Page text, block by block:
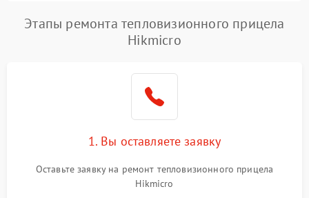
Этапы ремонта тепловизионного прицела
Hikmicro
1. Вы оставляете заявку
Оставьте заявку на ремонт тепловизионного прицела
Hikmicro